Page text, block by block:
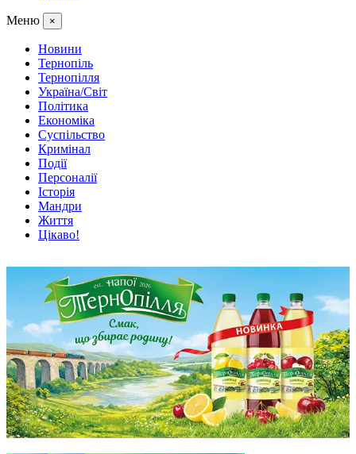
Меню ×
Новини
Тернопіль
Тернопілля
Україна/Світ
Політика
Економіка
Суспільство
Кримінал
Події
Персоналії
Історія
Мандри
Життя
Цікаво!